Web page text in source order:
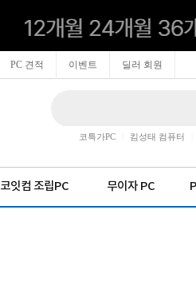
PC 견적 이벤트 딜러 회원
코특가PC 킴성태 컴퓨터
코잇컴 조립PC 무이자 PC